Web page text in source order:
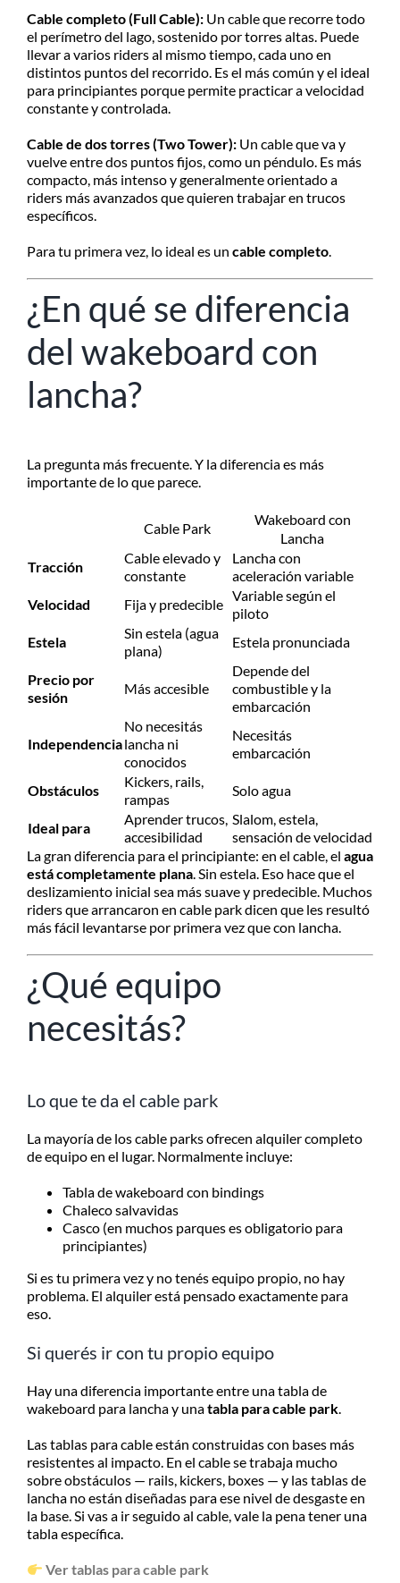
Cable completo (Full Cable): Un cable que recorre todo
el perímetro del lago, sostenido por torres altas. Puede
llevar a varios riders al mismo tiempo, cada uno en
distintos puntos del recorrido. Es el más común y el ideal
para principiantes porque permite practicar a velocidad
constante y controlada.
Cable de dos torres (Two Tower): Un cable que va y
vuelve entre dos puntos fijos, como un péndulo. Es más
compacto, más intenso y generalmente orientado a
riders más avanzados que quieren trabajar en trucos
específicos.
Para tu primera vez, lo ideal es un cable completo.
¿En qué se diferencia
del wakeboard con
lancha?
La pregunta más frecuente. Y la diferencia es más
importante de lo que parece.
Cable Park
Wakeboard con
Lancha
Tracción
Cable elevado y
constante
Lancha con
aceleración variable
Velocidad
Fija y predecible
Variable según el
piloto
Estela
Sin estela (agua
plana)
Estela pronunciada
Precio por
sesión
Más accesible
Depende del
combustible y la
embarcación
Independencia
No necesitás
lancha ni
conocidos
Necesitás
embarcación
Obstáculos
Kickers, rails,
rampas
Solo agua
Ideal para
Aprender trucos,
accesibilidad
Slalom, estela,
sensación de velocidad
La gran diferencia para el principiante: en el cable, el agua
está completamente plana. Sin estela. Eso hace que el
deslizamiento inicial sea más suave y predecible. Muchos
riders que arrancaron en cable park dicen que les resultó
más fácil levantarse por primera vez que con lancha.
¿Qué equipo
necesitás?
Lo que te da el cable park
La mayoría de los cable parks ofrecen alquiler completo
de equipo en el lugar. Normalmente incluye:
Tabla de wakeboard con bindings
Chaleco salvavidas
Casco (en muchos parques es obligatorio para
principiantes)
Si es tu primera vez y no tenés equipo propio, no hay
problema. El alquiler está pensado exactamente para
eso.
Si querés ir con tu propio equipo
Hay una diferencia importante entre una tabla de
wakeboard para lancha y unatabla para cable park.
Las tablas para cable están construidas con bases más
resistentes al impacto. En el cable se trabaja mucho
sobre obstáculos — rails, kickers, boxes — y las tablas de
lancha no están diseñadas para ese nivel de desgaste en
la base. Si vas a ir seguido al cable, vale la pena tener una
tabla específica.
Ver tablas para cable park